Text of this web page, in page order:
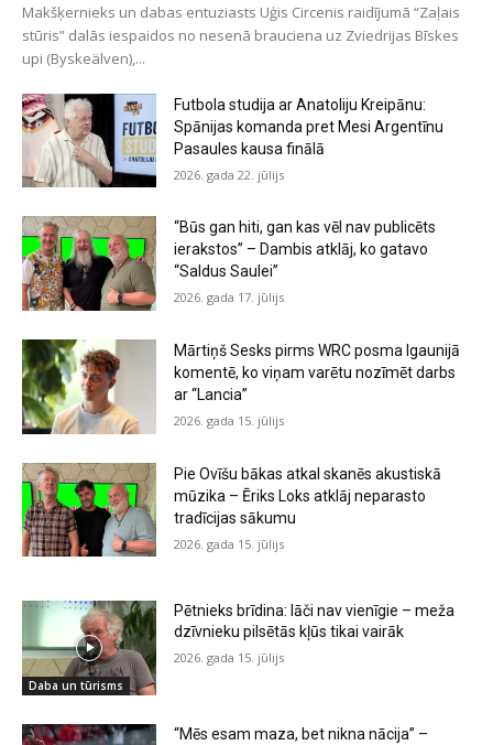
Makšķernieks un dabas entuziasts Uģis Circenis raidījumā “Zaļais
stūris” dalās iespaidos no nesenā brauciena uz Zviedrijas Bīskes
upi (Byskeälven),...
Futbola studija ar Anatoliju Kreipānu:
Spānijas komanda pret Mesi Argentīnu
Pasaules kausa finālā
2026. gada 22. jūlijs
“Būs gan hiti, gan kas vēl nav publicēts
ierakstos” – Dambis atklāj, ko gatavo
“Saldus Saulei”
2026. gada 17. jūlijs
Mārtiņš Sesks pirms WRC posma Igaunijā
komentē, ko viņam varētu nozīmēt darbs
ar “Lancia”
2026. gada 15. jūlijs
Pie Ovīšu bākas atkal skanēs akustiskā
mūzika – Ēriks Loks atklāj neparasto
tradīcijas sākumu
2026. gada 15. jūlijs
Daba un tūrisms
Pētnieks brīdina: lāči nav vienīgie – meža
dzīvnieku pilsētās kļūs tikai vairāk
2026. gada 15. jūlijs
“Mēs esam maza, bet nikna nācija” –